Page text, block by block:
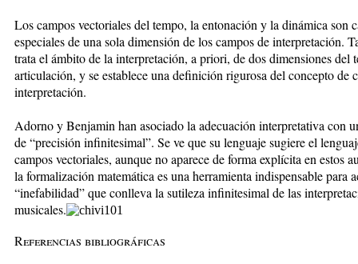
Los campos vectoriales del tempo, la entonación y la dinámica son
especiales de una sola dimensión de los campos de interpretación.
trata el ámbito de la interpretación, a priori, de dos dimensiones del
articulación, y se establece una definición rigurosa del concepto de
interpretación.
Adorno y Benjamin han asociado la adecuación interpretativa con
de “precisión infinitesimal”. Se ve que su lenguaje sugiere el
campos vectoriales, aunque no aparece de forma explícita en estos
la formalización matemática es una herramienta indispensable para
“inefabilidad” que conlleva la sutileza infinitesimal de las
musicales.
Referencias bibliográficas